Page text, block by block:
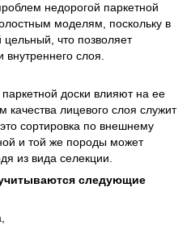
недорогой паркетной
моделям, поскольку в
что позволяет
слоя.
доски влияют на ее
лицевого слоя служит
сортировка по внешнему
и той же породы может
из вида селекции.
следующие